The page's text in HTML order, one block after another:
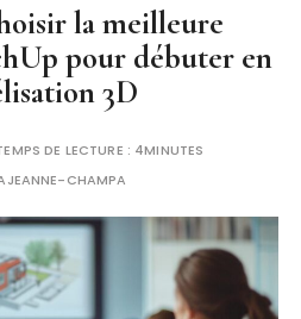
la meilleure
pour débuter en
3D
DE LECTURE : 4MINUTES
CHAMPA